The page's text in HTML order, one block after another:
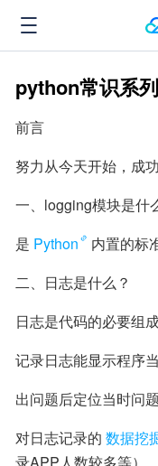
python常识系
前言
努力从今天开始，成功
一、logging模块是什
是 Python
内置的标
二、日志是什么？
日志是代码的必要组
记录日志能显示程序
出问题后定位当时问题
对日志记录的 数据挖